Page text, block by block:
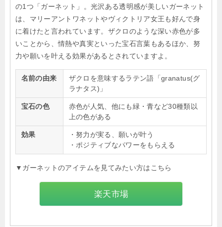
の1つ「ガーネット」。光沢ある透明感が美しいガーネット
は、マリーアントワネットやヴィクトリア女王も好んで身
に着けたと言われています。ザクロのような深い赤色が多
いことから、情熱や真実といった宝石言葉もあるほか、努
力や願いを叶える効果があるとされていますよ。
名前の由来
ザクロを意味するラテン語「granatus(グ
ラナタス)」
宝石の色
赤色が人気、他にも緑・青など30種類以
上の色がある
効果
・努力が実る、願いが叶う
・ポジティブなパワーをもらえる
▼ガーネットのアイテムを見てみたい方はこちら
楽天市場